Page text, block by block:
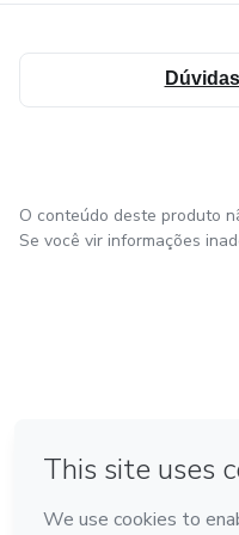
Formato: eBook (Digital)
Editora: Citadel Grupo
O conteúdo deste produto
Se você vir informações
Feito com ❤ na Cidade do